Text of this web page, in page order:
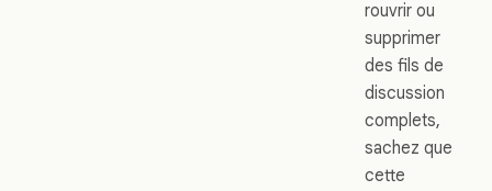
rouvrir ou
supprimer
des fils de
discussion
complets,
sachez que
cette